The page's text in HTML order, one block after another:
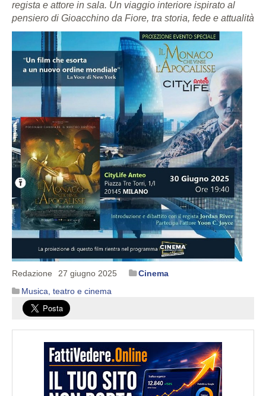
regista e attore in sala. Un viaggio interiore ispirato al
pensiero di Gioacchino da Fiore, tra storia, fede e attualità
Redazione 27 giugno 2025
Cinema
Musica, teatro e cinema